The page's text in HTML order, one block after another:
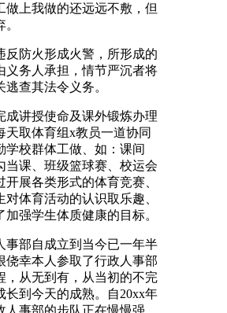
做上我做的还远远不敷，但
防火形成火警，所形成的
义务人承担，情节严沉者将
逃查其法令义务。
讲授使命及课外锻炼办理
天取体育组x教员一道协同
学校群体工做、如：课间
当课、班级篮球赛、校运会
开展各类形式的体育竞赛、
对体育活动的认识取乐趣、
加强学生体质健康的目标。
部自成立到当今已一年半
侥幸本人参取了行政人事部
，从无到有，从当初的不完
长到今天的成熟。自20xx年
人事部的步队正在慢慢强